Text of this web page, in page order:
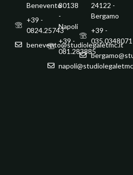
Benevento
+39 -
0824.25743
benevento@studiolegaletmc.it
80138
-
Napoli
+39 -
081.283885
24122 -
Bergamo
+39 -
035.0348071